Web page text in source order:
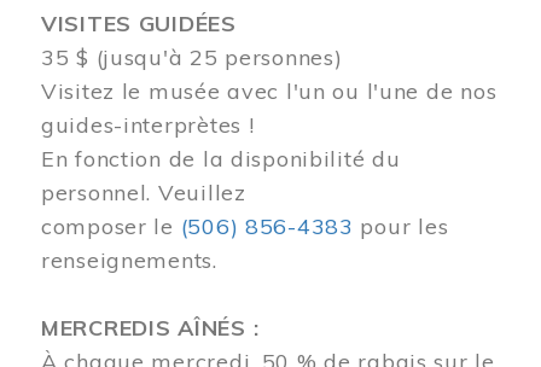
VISITES GUIDÉES
35 $ (jusqu'à 25 personnes)
Visitez le musée avec l'un ou l'une de nos
guides-interprètes !
En fonction de la disponibilité du
personnel. Veuillez
composer le (506) 856-4383 pour les
renseignements.
MERCREDIS AÎNÉS :